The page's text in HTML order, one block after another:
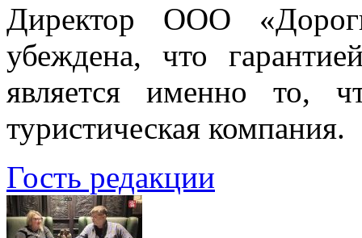
Директор ООО
убеждена, что
является именно то,
туристическая компания.
Гость редакции